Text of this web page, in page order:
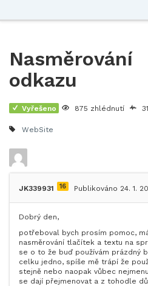
Nasměrování
odkazu
Vyřešeno 875 zhlédnutí
WebSite
JK339931 16 Publikováno 24. 1.
Dobrý den,
potřeboval bych prosím pomoc,
nasměrování tlačítek a textu na
se o to že buď používám prázdný
celku jedno, spíše mě trápí že
stejně nebo naopak vůbec
se dají přejmenovat a z tohodle